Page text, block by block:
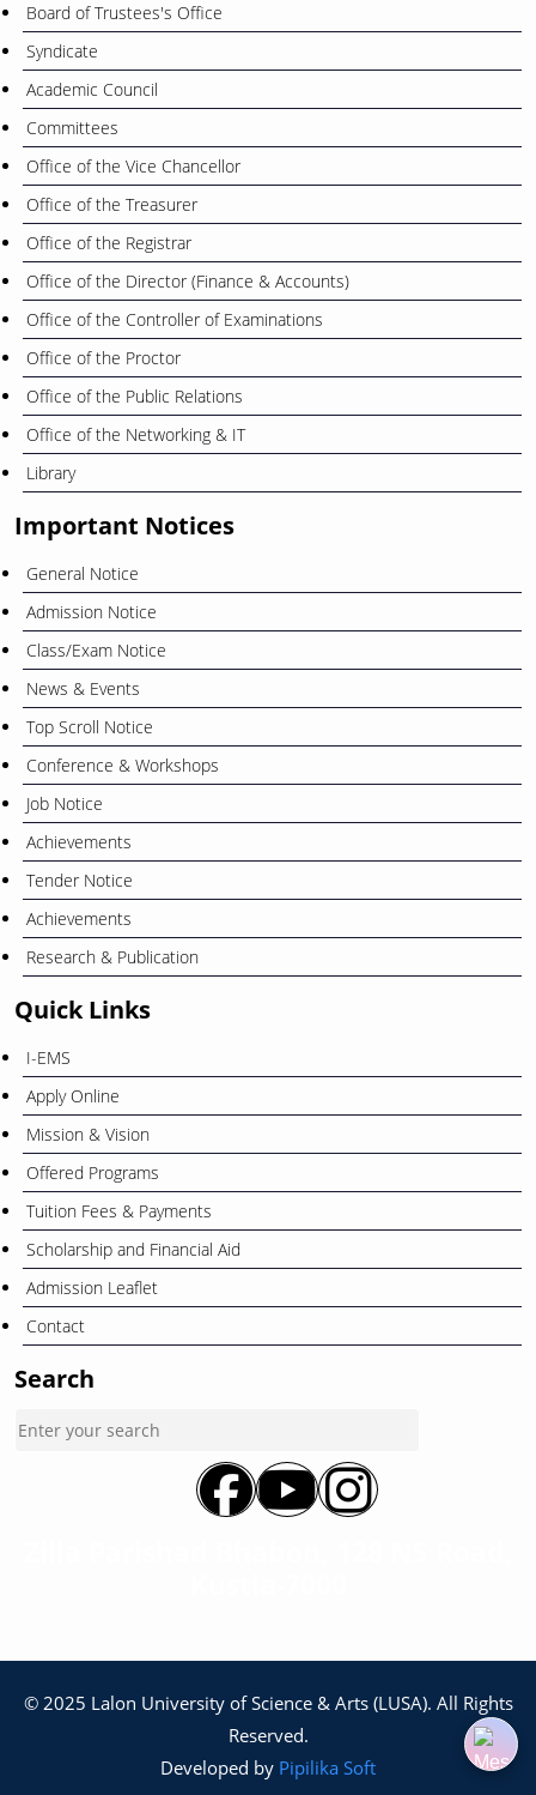
Board of Trustees's Office
Syndicate
Academic Council
Committees
Office of the Vice Chancellor
Office of the Treasurer
Office of the Registrar
Office of the Director (Finance & Accounts)
Office of the Controller of Examinations
Office of the Proctor
Office of the Public Relations
Office of the Networking & IT
Library
Important Notices
General Notice
Admission Notice
Class/Exam Notice
News & Events
Top Scroll Notice
Conference & Workshops
Job Notice
Achievements
Tender Notice
Achievements
Research & Publication
Quick Links
I-EMS
Apply Online
Mission & Vision
Offered Programs
Tuition Fees & Payments
Scholarship and Financial Aid
Admission Leaflet
Contact
Search
© 2025 Lalon University of Science & Arts (LUSA). All Rights
Reserved.
Developed by Pipilika Soft